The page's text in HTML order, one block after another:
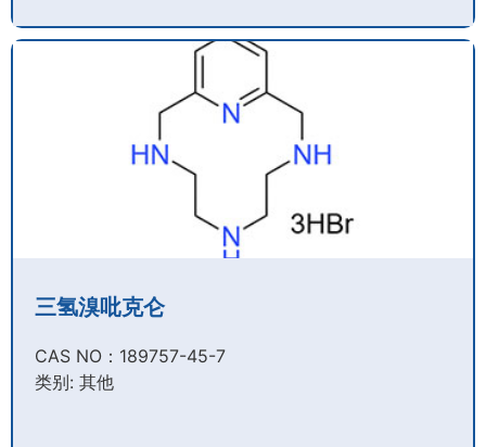
三氢溴吡克仑
CAS NO：189757-45-7​
类别: 其他